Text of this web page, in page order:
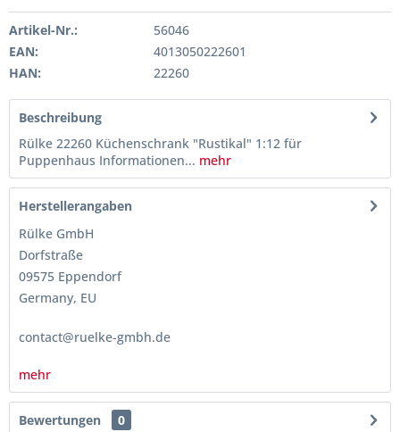
Artikel-Nr.:
56046
EAN:
4013050222601
HAN:
22260
Beschreibung
Rülke 22260 Küchenschrank "Rustikal" 1:12 für
Puppenhaus Informationen... mehr
Herstellerangaben
Rülke GmbH
Dorfstraße
09575 Eppendorf
Germany, EU
contact@ruelke-gmbh.de
mehr
Bewertungen
0